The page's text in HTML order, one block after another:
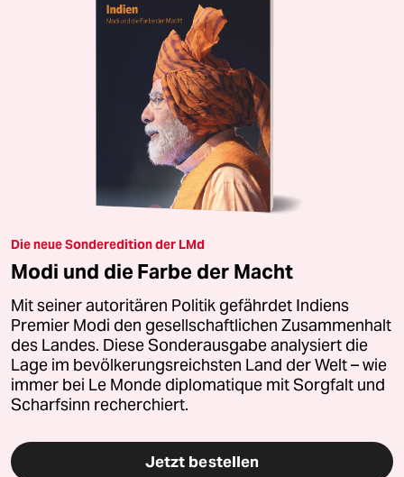
Die neue Sonderedition der LMd
Modi und die Farbe der Macht
Mit seiner autoritären Politik gefährdet Indiens
Premier Modi den gesellschaftlichen Zusammenhalt
des Landes. Diese Sonderausgabe analysiert die
Lage im bevölkerungsreichsten Land der Welt – wie
immer bei Le Monde diplomatique mit Sorgfalt und
Scharfsinn recherchiert.
Jetzt bestellen